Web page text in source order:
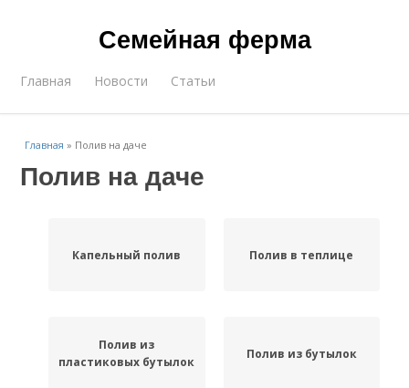
Семейная ферма
Главная Новости Статьи
Главная » Полив на даче
Полив на даче
Капельный полив Полив в теплице
Полив из
пластиковых бутылок
Полив из бутылок